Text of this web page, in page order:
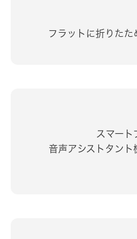
フラットに折りた
スマート
音声アシストタン